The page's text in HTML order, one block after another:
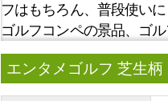
フはもちろん、普段使い
ゴルフコンペの景品、ゴ
エンタメゴルフ 芝生